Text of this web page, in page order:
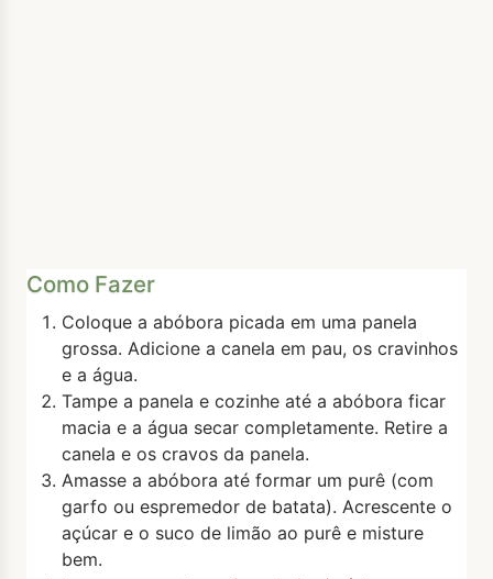
Como Fazer
Coloque a abóbora picada em uma panela
grossa. Adicione a canela em pau, os cravinhos
e a água.
Tampe a panela e cozinhe até a abóbora ficar
macia e a água secar completamente. Retire a
canela e os cravos da panela.
Amasse a abóbora até formar um purê (com
garfo ou espremedor de batata). Acrescente o
açúcar e o suco de limão ao purê e misture
bem.